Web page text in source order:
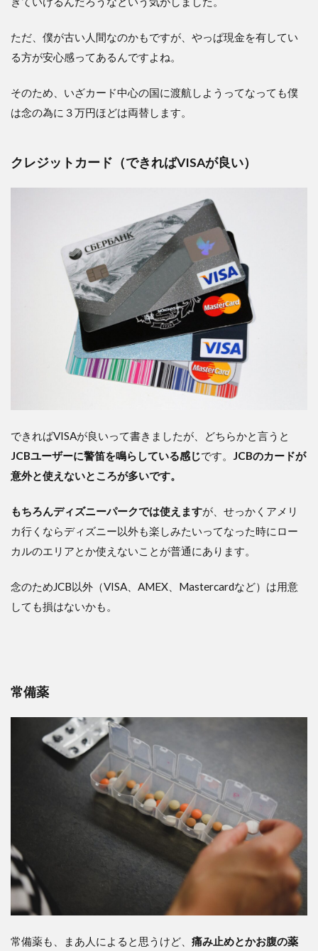
1.3.5
ためる
上着等
スリッ
メント
ただ、僕が古い人間なのかもですが、やっぱ現金を有してい
る方が安心感ってあるんですよね。
そのため、いざカード中心の国に渡航しようってなっても僕
は念の為に３万円ほどは両替します。
クレジットカード（できればVISAが良い）
できればVISAが良いって書きましたが、どちらかと言うと
JCBユーザーに警笛を鳴らしている感じです。 JCBのカードが
意外と使えないところが多いです。
もちろんディズニーパークでは使えますが、せっかくアメリ
カ行くならディズニー以外も楽しみたいってなった時にロー
カルのエリアとか使えないことが普通にあります。
念のためJCB以外（VISA、AMEX、Mastercardなど）は用意
しても損はないかも。
常備薬
常備薬も、まあ人によると思うけど、 痛み止めとかお腹の薬